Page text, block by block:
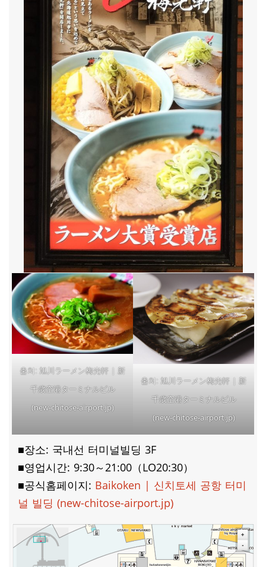
출처: 旭川ラーメン梅光軒 | 新
千歳空港ターミナルビル
(new-chitose-airport.jp)
출처: 旭川ラーメン梅光軒 | 新
千歳空港ターミナルビル
(new-chitose-airport.jp)
■장소: 국내선 터미널빌딩 3F
■영업시간: 9:30～21:00（LO20:30）
■공식홈페이지: Baikoken | 신치토세 공항 터미
널 빌딩 (new-chitose-airport.jp)